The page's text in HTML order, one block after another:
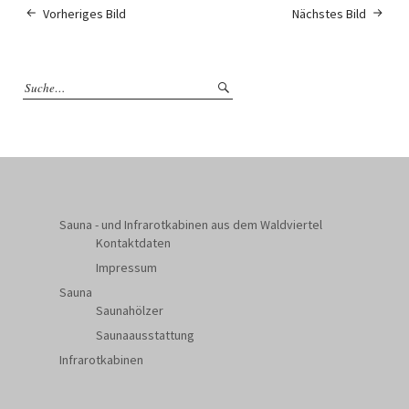
Nächstes Bild
Vorheriges Bild
Sauna - und Infrarotkabinen aus dem Waldviertel
Kontaktdaten
Impressum
Sauna
Saunahölzer
Saunaausstattung
Infrarotkabinen